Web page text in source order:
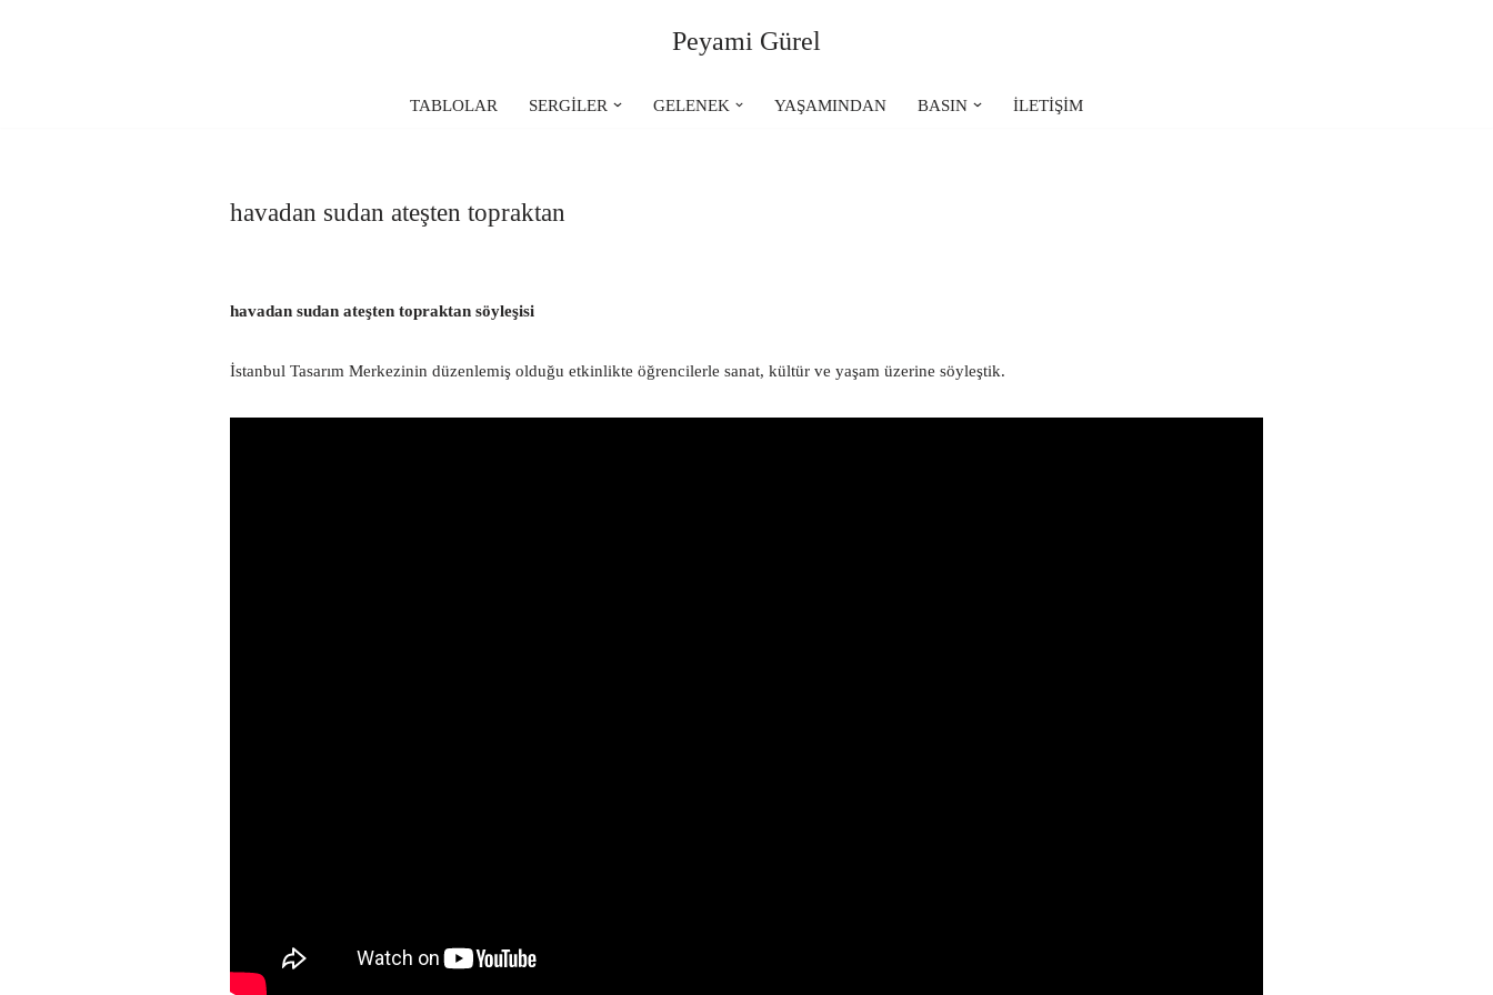
Peyami Gürel
TABLOLAR SERGİLER GELENEK YAŞAMINDAN BASIN İLETİŞİM
havadan sudan ateşten topraktan
havadan sudan ateşten topraktan söyleşisi
İstanbul Tasarım Merkezinin düzenlemiş olduğu etkinlikte öğrencilerle sanat, kültür ve yaşam üzerine söyleştik.